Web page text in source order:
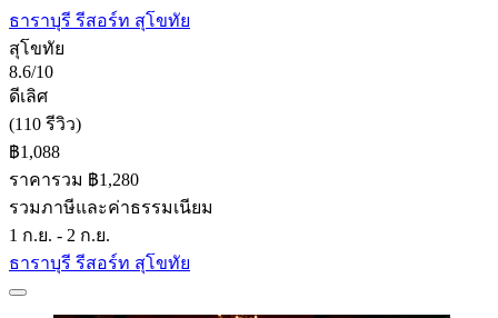
ธาราบุรี รีสอร์ท สุโขทัย
สุโขทัย
8.6/10
ดีเลิศ
(110 รีวิว)
฿1,088
ราคารวม ฿1,280
รวมภาษีและค่าธรรมเนียม
1 ก.ย. - 2 ก.ย.
ธาราบุรี รีสอร์ท สุโขทัย